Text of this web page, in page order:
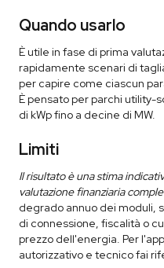
Quando usarlo
È utile in fase di prima
rapidamente scenari di
per capire come ciascun
È pensato per parchi utility-
di kWp fino a decine di MW.
Limiti
Il risultato è una stima
valutazione finanziaria
degrado annuo dei moduli,
di connessione, fiscalità o
prezzo dell'energia. Per
autorizzativo e tecnico fai